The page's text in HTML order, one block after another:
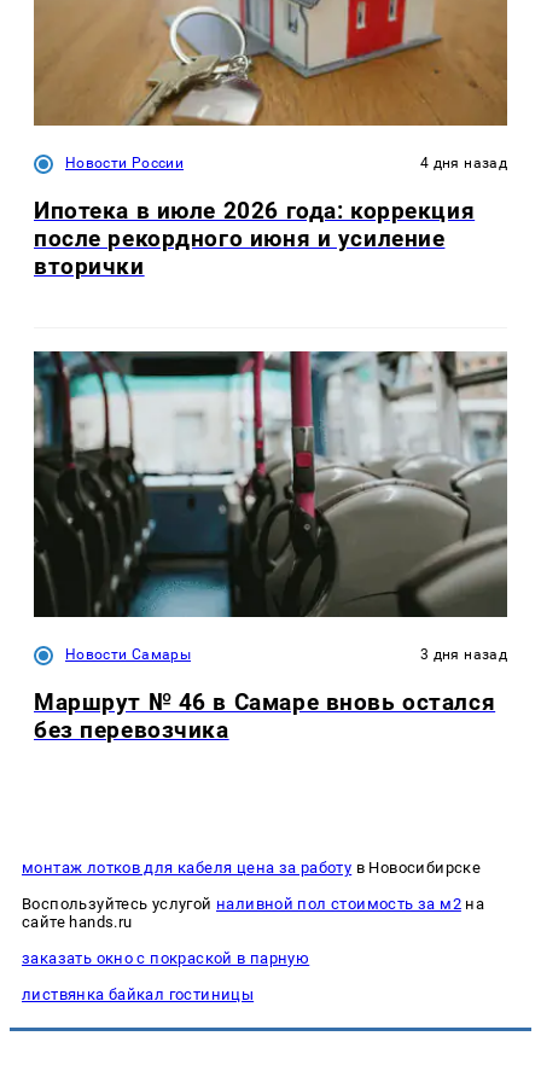
Новости России 4 дня назад
Ипотека в июле 2026 года: коррекция
после рекордного июня и усиление
вторички
Новости Самары 3 дня назад
Маршрут № 46 в Самаре вновь остался
без перевозчика
монтаж лотков для кабеля цена за работу в Новосибирске
Воспользуйтесь услугой наливной пол стоимость за м2на
сайте hands.ru
заказать окно с покраской в парную
листвянка байкал гостиницы